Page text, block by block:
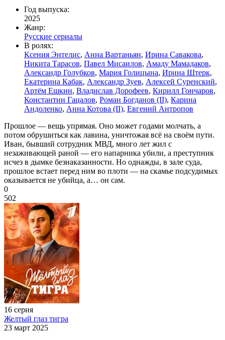
Год выпуска:
2025
Жанр:
Русские сериалы
В ролях:
Ксения Энтелис, Анна Вартаньян, Ирина Савакова,
Никита Тарасов, Павел Мисаилов, Амаду Мамадаков,
Александр Голубков, Мария Голицына, Ирина Штерк,
Екатерина Кабак, Александр Зуев, Алексей Суренский,
Артём Ешкин, Владислав Дорофеев, Кирилл Гончаров,
Константин Гацалов, Роман Богданов (II), Карина
Андоленко, Анна Котова (II), Евгений Антропов
Прошлое — вещь упрямая. Оно может годами молчать, а
потом обрушиться как лавина, уничтожая всё на своём пути.
Иван, бывший сотрудник МВД, много лет жил с
незаживающей раной — его напарника убили, а преступник
исчез в дымке безнаказанности. Но однажды, в зале суда,
прошлое встает перед ним во плоти — на скамье подсудимых
оказывается не убийца, а… он сам.
0
502
16 серия
Желтый глаз тигра
23 март 2025